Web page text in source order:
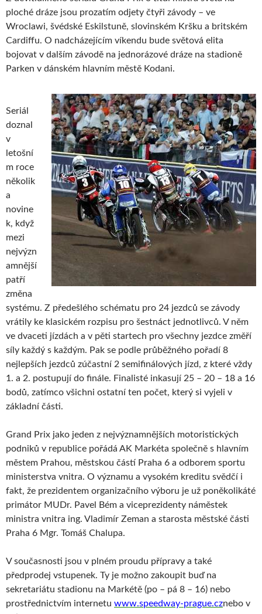
ploché dráze jsou prozatím odjety čtyři závody – ve
Wroclawi, švédské Eskilstuně, slovinském Kršku a britském
Cardiffu. O nadcházejícím víkendu bude světová elita
bojovat v dalším závodě na jednorázové dráze na stadioně
Parken v dánském hlavním městě Kodani.
Seriál
doznal
v
letošní
m roce
několik
a
novine
k, když
mezi
nejvýzn
amnější
patří
změna
systému. Z předešlého schématu pro 24 jezdců se závody
vrátily ke klasickém rozpisu pro šestnáct jednotlivců. V něm
ve dvaceti jízdách a v pěti startech pro všechny jezdce změří
síly každý s každým. Pak se podle průběžného pořadí 8
nejlepších jezdců zúčastní 2 semifinálových jízd, z které vždy
1. a 2. postupují do finále. Finalisté inkasují 25 – 20 – 18 a 16
bodů, zatímco všichni ostatní ten počet, který si vyjeli v
základní části.
Grand Prix jako jeden z nejvýznamnějších motoristických
podniků v republice pořádá AK Markéta společně s hlavním
městem Prahou, městskou částí Praha 6 a odborem sportu
ministerstva vnitra. O významu a vysokém kreditu svědčí i
fakt, že prezidentem organizačního výboru je už poněkolikáté
primátor MUDr. Pavel Bém a viceprezidenty náměstek
ministra vnitra ing. Vladimír Zeman a starosta městské části
Praha 6 Mgr. Tomáš Chalupa.
V současnosti jsou v plném proudu přípravy a také
předprodej vstupenek. Ty je možno zakoupit buď na
sekretariátu stadionu na Markétě (po – pá 8 – 16) nebo
prostřednictvím internetu www.speedway-prague.cznebo v